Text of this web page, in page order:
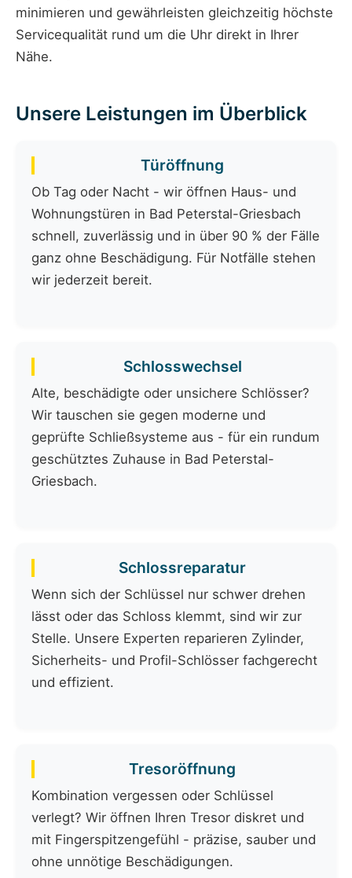
minimieren und gewährleisten gleichzeitig höchste
Servicequalität rund um die Uhr direkt in Ihrer
Nähe.
Unsere Leistungen im Überblick
Türöffnung
Ob Tag oder Nacht - wir öffnen Haus- und
Wohnungstüren in Bad Peterstal-Griesbach
schnell, zuverlässig und in über 90 % der Fälle
ganz ohne Beschädigung. Für Notfälle stehen
wir jederzeit bereit.
Schlosswechsel
Alte, beschädigte oder unsichere Schlösser?
Wir tauschen sie gegen moderne und
geprüfte Schließsysteme aus - für ein rundum
geschütztes Zuhause in Bad Peterstal-
Griesbach.
Schlossreparatur
Wenn sich der Schlüssel nur schwer drehen
lässt oder das Schloss klemmt, sind wir zur
Stelle. Unsere Experten reparieren Zylinder,
Sicherheits- und Profil-Schlösser fachgerecht
und effizient.
Tresoröffnung
Kombination vergessen oder Schlüssel
verlegt? Wir öffnen Ihren Tresor diskret und
mit Fingerspitzengefühl - präzise, sauber und
ohne unnötige Beschädigungen.